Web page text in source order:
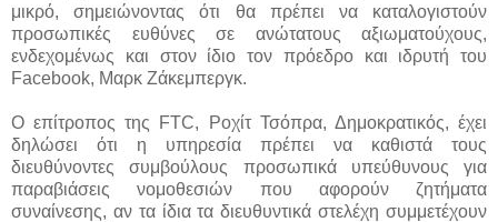
μικρό, σημειώνοντας ότι θα πρέπει να καταλογιστούν
προσωπικές ευθύνες σε ανώτατους αξιωματούχους,
ενδεχομένως και στον ίδιο τον πρόεδρο και ιδρυτή του
Facebook, Μαρκ Ζάκεμπεργκ.
Ο επίτροπος της FTC, Ροχίτ Τσόπρα, Δημοκρατικός, έχει
δηλώσει ότι η υπηρεσία πρέπει να καθιστά τους
διευθύνοντες συμβούλους προσωπικά υπεύθυνους για
παραβιάσεις νομοθεσιών που αφορούν ζητήματα
συναίνεσης, αν τα ίδια τα διευθυντικά στελέχη συμμετέχουν